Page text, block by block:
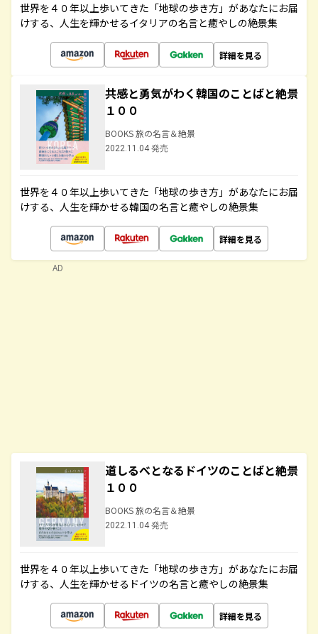
世界を４０年以上歩いてきた「地球の歩き方」があなたにお届
けする、人生を輝かせるイタリアの名言と癒やしの絶景集
詳細を見る
共感と勇気がわく韓国のことばと絶景
１００
BOOKS 旅の名言＆絶景
2022.11.04 発売
世界を４０年以上歩いてきた「地球の歩き方」があなたにお届
けする、人生を輝かせる韓国の名言と癒やしの絶景集
詳細を見る
道しるべとなるドイツのことばと絶景
１００
BOOKS 旅の名言＆絶景
2022.11.04 発売
世界を４０年以上歩いてきた「地球の歩き方」があなたにお届
けする、人生を輝かせるドイツの名言と癒やしの絶景集
詳細を見る
AD